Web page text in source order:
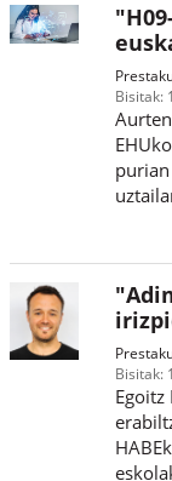
Bisitak:
Bisitak: